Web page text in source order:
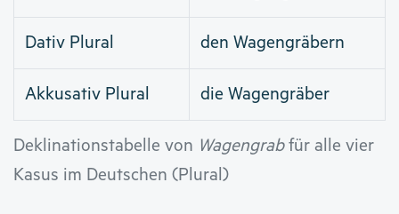
Deklinationstabelle von Wagengrabfür alle vier
Kasus im Deutschen (Plural)
Dativ Plural den Wagengräbern
Akkusativ Plural die Wagengräber